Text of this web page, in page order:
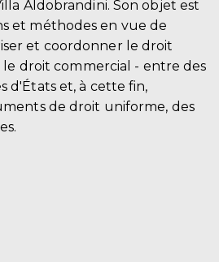
Aldobrandini. Son objet est
et méthodes en vue de
et coordonner le droit
droit commercial - entre des
d'États et, à cette fin,
de droit uniforme, des